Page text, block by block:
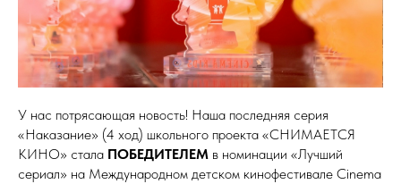
У нас потрясающая новость! Наша последняя серия
«Наказание» (4 ход) школьного проекта «СНИМАЕТСЯ
КИНО» стала ПОБЕДИТЕЛЕМ в номинации «Лучший
сериал» на Международном детском кинофестивале Cinema